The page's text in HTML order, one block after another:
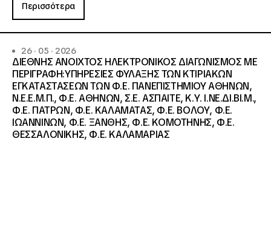
Περισσότερα
26 · 05 · 2026
ΔΙΕΘΝΗΣ ΑΝΟΙΧΤΟΣ ΗΛΕΚΤΡΟΝΙΚΟΣ ΔΙΑΓΩΝΙΣΜΟΣ ΜΕ
ΠΕΡΙΓΡΑΦΗ:ΥΠΗΡΕΣΙΕΣ ΦΥΛΑΞΗΣ ΤΩΝ ΚΤΙΡΙΑΚΩΝ
ΕΓΚΑΤΑΣΤΑΣΕΩΝ ΤΩΝ Φ.Ε. ΠΑΝΕΠΙΣΤΗΜΙΟΥ ΑΘΗΝΩΝ,
Ν.Ε.Ε.Μ.Π., Φ.Ε. ΑΘΗΝΩΝ, Σ.Ε. ΑΣΠΑΙΤΕ, Κ.Υ. Ι.ΝΕ.ΔΙ.ΒΙ.Μ.,
Φ.Ε. ΠΑΤΡΩΝ, Φ.Ε. ΚΑΛΑΜΑΤΑΣ, Φ.Ε. ΒΟΛΟΥ, Φ.Ε.
ΙΩΑΝΝΙΝΩΝ, Φ.Ε. ΞΑΝΘΗΣ, Φ.Ε. ΚΟΜΟΤΗΝΗΣ, Φ.Ε.
ΘΕΣΣΑΛΟΝΙΚΗΣ, Φ.Ε. ΚΑΛΑΜΑΡΙΑΣ